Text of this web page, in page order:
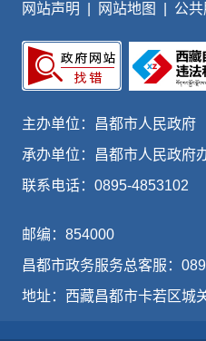
网站声明 网站地图 公共
主办单位：昌都市人民政府
承办单位：昌都市人民政府
联系电话：0895-4853102
邮编：854000
昌都市政务服务总客服：
地址：西藏昌都市卡若区城